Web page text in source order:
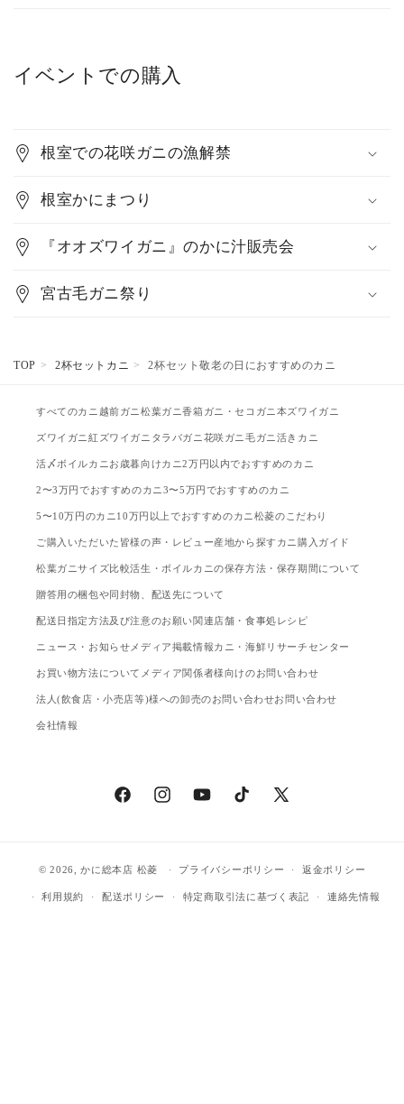
イベントでの購入
根室での花咲ガニの漁解禁
根室かにまつり
『オオズワイガニ』のかに汁販売会
宮古毛ガニ祭り
TOP 2杯セットカニ 2杯セット敬老の日におすすめのカニ
すべてのカニ 越前ガニ松葉ガニ香箱ガニ・セコガニ 本ズワイガニ
ズワイガニ 紅ズワイガニ タラバガニ 花咲ガニ毛ガニ 活きカニ
活〆ボイルカニ お歳暮向けカニ2万円以内でおすすめのカニ
2〜3万円でおすすめのカニ 3〜5万円でおすすめのカニ
5〜10万円のカニ 10万円以上でおすすめのカニ 松菱のこだわり
ご購入いただいた皆様の声・レビュー産地から探すカニ購入ガイド
松葉ガニサイズ比較活生・ボイルカニの保存方法・保存期間について
贈答用の梱包や同封物、配送先について
配送日指定方法及び注意のお願い関連店舗・食事処レシピ
ニュース・お知らせ メディア掲載情報カニ・海鮮リサーチセンター
お買い物方法について メディア関係者様向けのお問い合わせ
法人(飲食店・小売店等)様への卸売のお問い合わせお問い合わせ
会社情報
FacebookInstagramYouTubeTikTok
X
© 2026,かに総本店 松菱 プライバシーポリシー 返金ポリシー
利用規約 配送ポリシー 特定商取引法に基づく表記 連絡先情報